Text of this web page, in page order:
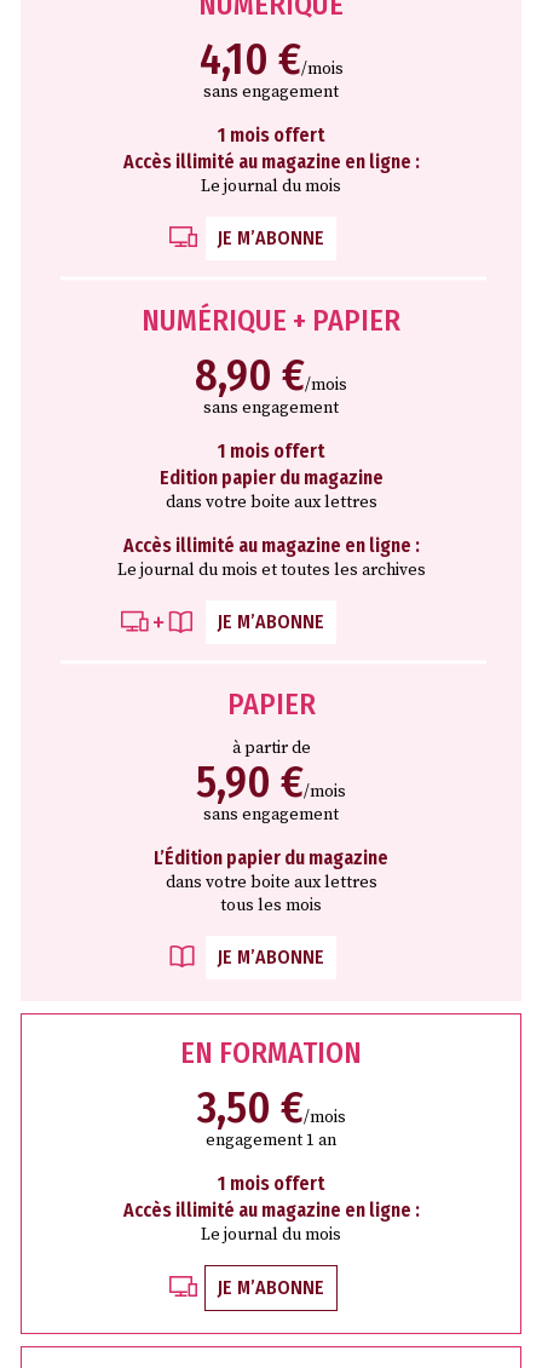
4,10 €/mois
sans engagement
1 mois offert
Accès illimité au magazine en ligne :
Le journal du mois
JE M’ABONNE
NUMÉRIQUE + PAPIER
8,90 €/mois
sans engagement
1 mois offert
Edition papier du magazine
dans votre boite aux lettres
Accès illimité au magazine en ligne :
Le journal du mois et toutes les archives
JE M’ABONNE
PAPIER
à partir de
5,90 €/mois
sans engagement
L’Édition papier du magazine
dans votre boite aux lettres
tous les mois
JE M’ABONNE
EN FORMATION
3,50 €/mois
engagement 1 an
1 mois offert
Accès illimité au magazine en ligne :
Le journal du mois
JE M’ABONNE